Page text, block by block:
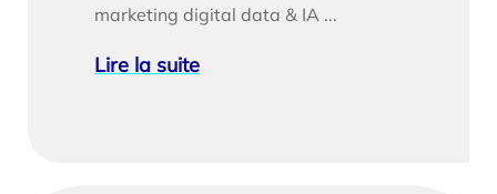
marketing digital data & IA ...
Lire la suite